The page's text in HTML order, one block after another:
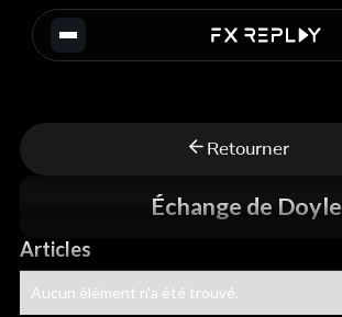
Retourner
Échange de Doyle
Articles
Aucun élément n'a été trouvé.